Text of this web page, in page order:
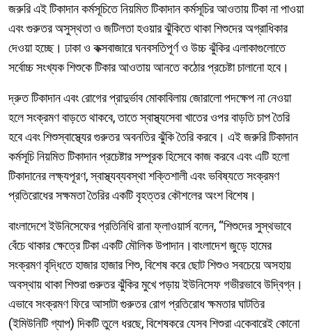
জরুরি এই টিকাদান কর্মসূচিতে নিয়মিত টিকাদান কর্মসূচির আওতায় টিকা না পাওয়া
এবং গুরুতর অসুস্থতা ও জটিলতা হওয়ার ঝুঁকিতে থাকা শিশুদের অগ্রাধিকার
দেওয়া হচ্ছে। ঢাকা ও কক্সবাজারে ঘনবসতিপূর্ণ ও উচ্চ ঝুঁকির এলাকাগুলোতে
সর্বোচ্চ সংখ্যক শিশুকে টিকার আওতায় আনতে কঠোর প্রচেষ্টা চালানো হবে।
দ্রুত টিকাদান এবং রোগের প্রাদুর্ভাব মোকাবিলায় জোরালো পদক্ষেপ না নেওয়া
হলে সংক্রমণ বাড়তে থাকবে, তাতে স্বাস্থ্যসেবা খাতের ওপর বাড়তি চাপ তৈরি
হবে এবং শিশুস্বাস্থ্যের গুরুতর অবনতির ঝুঁকি তৈরি করবে। এই জরুরি টিকাদান
কর্মসূচি নিয়মিত টিকাদান প্রচেষ্টার সম্পূরক হিসেবে কাজ করবে এবং এটি হলো
টিকাদানের লক্ষ্যপূরণ, স্বাস্থ্যব্যবস্থা শক্তিশালী এবং ভবিষ্যতে সংক্রমণ
প্রতিরোধের সক্ষমতা তৈরির একটি বৃহত্তর কৌশলের অংশ বিশেষ।
বাংলাদেশে ইউনিসেফের প্রতিনিধি রানা ফ্লাওয়ার্স বলেন, “শিশুদের সুস্থভাবে
বেঁচে থাকার ক্ষেত্রে টিকা একটি মৌলিক উপাদান।বাংলাদেশ জুড়ে হামের
সংক্রমণ বৃদ্ধিতে হাজার হাজার শিশু, বিশেষ করে ছোট শিশুও সবচেয়ে অসহায়
অবস্থায় থাকা শিশুরা গুরুতর ঝুঁকির মুখে পড়ায় ইউনিসেফ গভীরভাবে উদ্বিগ্ন।
এভাবে সংক্রমণ ফিরে আসাটা গুরুতর রোগ প্রতিরোধ ক্ষমতার ঘাটতির
(ইমিউনিটি গ্যাপ) দিকটি তুলে ধরছে, বিশেষকরে যেসব শিশুরা একেবারেই কোনো